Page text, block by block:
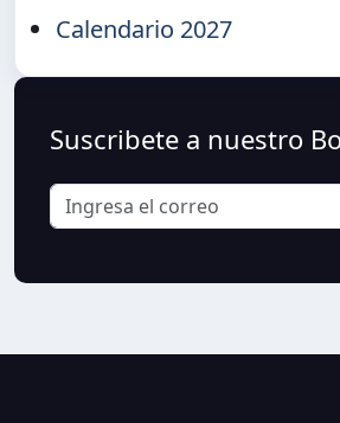
Calendario 2027
Suscribete a nuestro